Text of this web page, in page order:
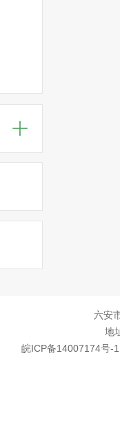
六安
地
皖ICP备14007174号-1